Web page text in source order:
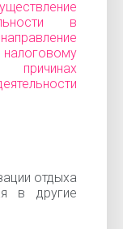
в
отдыха
в другие